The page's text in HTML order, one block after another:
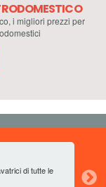
i migliori prezzi per
di tutte le